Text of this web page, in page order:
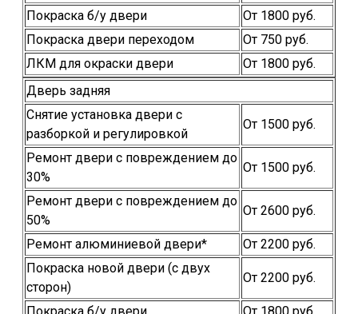
Покраска б/у двери
От 1800 руб.
Покраска двери переходом
От 750 руб.
ЛКМ для окраски двери
От 1800 руб.
Дверь задняя
Снятие установка двери с
разборкой и регулировкой
От 1500 руб.
Ремонт двери с повреждением до
30%
От 1500 руб.
Ремонт двери с повреждением до
50%
От 2600 руб.
Ремонт алюминиевой двери*
От 2200 руб.
Покраска новой двери (с двух
сторон)
От 2200 руб.